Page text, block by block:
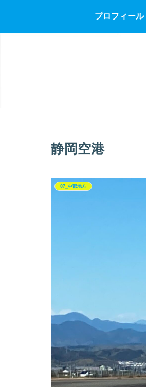
プロフィール
静岡空港
07_中部地方